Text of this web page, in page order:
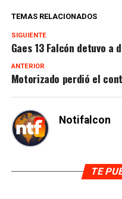
TEMAS RELACIONADOS
SIGUIENTE
Gaes 13 Falcón detuvo a
ANTERIOR
Motorizado perdió el
Notifalcon
TE